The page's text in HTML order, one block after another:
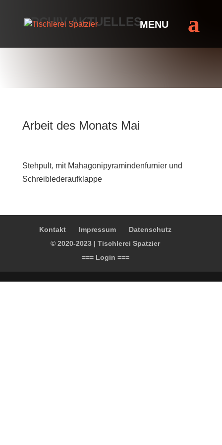
ARCHIV AKTUELLES
Arbeit des Monats Mai
Stehpult, mit Mahagonipyramindenfurnier und
Schreiblederaufklappe
Kontakt Impressum
Datenschutz
© 2020-2023 | Tischlerei Spatzier
=== Login ===